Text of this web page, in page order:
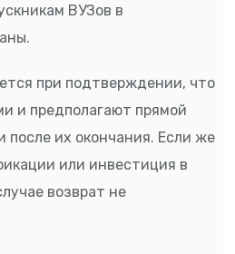
ВУЗов в
при подтверждении, что
и предполагают прямой
после их окончания. Если же
или инвестиция в
возврат не